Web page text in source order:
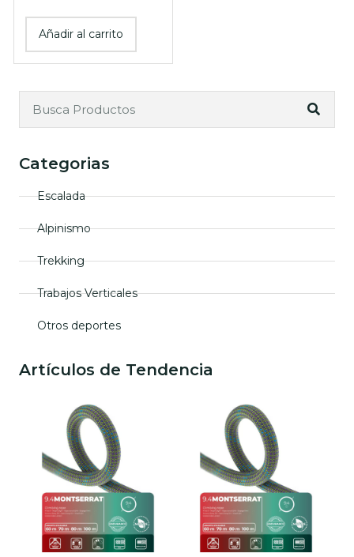
Categorias
Escalada
Alpinismo
Trekking
Trabajos Verticales
Otros deportes
Artículos de Tendencia
Añadir al carrito